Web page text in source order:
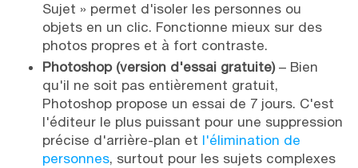
Sujet » permet d'isoler les personnes ou
objets en un clic. Fonctionne mieux sur des
photos propres et à fort contraste.
Photoshop (version d'essai gratuite)– Bien
qu'il ne soit pas entièrement gratuit,
Photoshop propose un essai de 7 jours. C'est
l'éditeur le plus puissant pour une suppression
précise d'arrière-plan et l'élimination de
personnes, surtout pour les sujets complexes